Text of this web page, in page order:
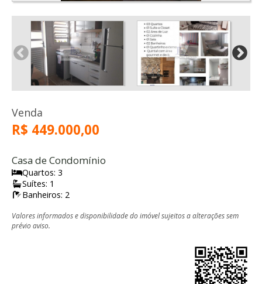
Venda
R$ 449.000,00
Casa de Condomínio
Quartos: 3
Suítes: 1
Banheiros: 2
Valores informados e disponibilidade do imóvel sujeitos a alterações sem
prévio aviso.